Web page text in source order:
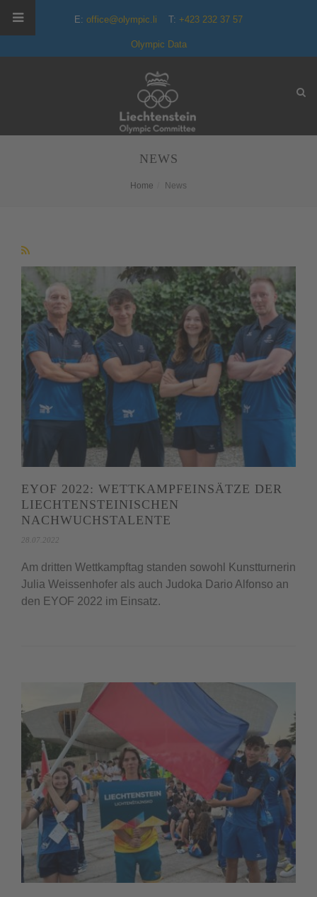
E: office@olympic.li T: +423 232 37 57
Olympic Data
NEWS
Home News
EYOF 2022: WETTKAMPFEINSÄTZE DER
LIECHTENSTEINISCHEN
NACHWUCHSTALENTE
28.07.2022
Am dritten Wettkampftag standen sowohl Kunstturnerin
Julia Weissenhofer als auch Judoka Dario Alfonso an
den EYOF 2022 im Einsatz.